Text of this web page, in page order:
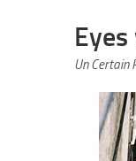
Un Certain